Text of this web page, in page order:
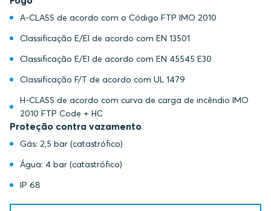
A-CLASS de acordo com o Código FTP IMO 2010
Classificação E/EI de acordo com EN 13501
Classificação E/EI de acordo com EN 45545 E30
Classificação F/T de acordo com UL 1479
H-CLASS de acordo com curva de carga de incêndio IMO
2010 FTP Code + HC
Proteção contra vazamento
Gás: 2,5 bar (catastrófico)
Água: 4 bar (catastrófico)
IP 68